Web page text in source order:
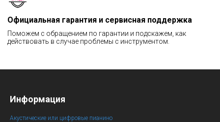
Официальная гарантия и сервисная поддержка
Поможем с обращением по гарантии и подскажем, как
действовать в случае проблемы с инструментом.
Информация
Акустические или цифровые пианино